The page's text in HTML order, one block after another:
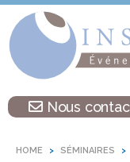
Nous
HOME SÉMINAIRES